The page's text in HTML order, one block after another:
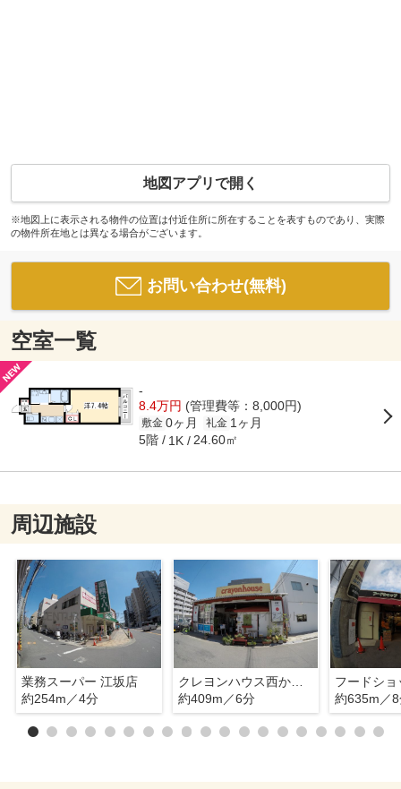
地図アプリで開く
※地図上に表示される物件の位置は付近住所に所在することを表すものであり、実際
の物件所在地とは異なる場合がございます。
お問い合わせ(無料)
空室一覧
-
8.4万円 (管理費等：8,000円)
敷金 0ヶ月 礼金 1ヶ月
5階 1K 24.60㎡
周辺施設
業務スーパー 江坂店
約254m／4分
クレヨンハウス西からの旬菜便
約409m／6分
約635m／